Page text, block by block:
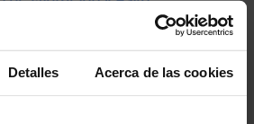
Detalles Acerca de las cookies
estas entidades han
de los Diputados este
16.30 horas en la sala